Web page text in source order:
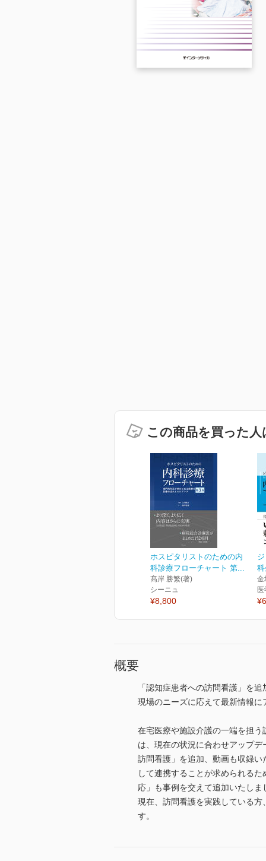
この商品を買った
ホスピタリストのための内
科診療フローチャート 第...
髙岸 勝繁(著)
シーニュ
¥8,800
金
概要
「認知症患者への訪問看護」を
現場のニーズに応えて最新情報に
在宅医療や施設介護の一端を担
は、現在の状況に合わせアップ
訪問看護」を追加、動画も収録
して連携することが求められる
応」も事例を交えて追加いたしま
現在、訪問看護を実践している
す。